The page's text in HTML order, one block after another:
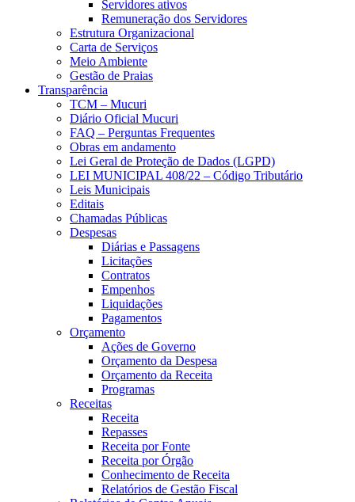
Servidores ativos
Remuneração dos Servidores
Estrutura Organizacional
Carta de Serviços
Meio Ambiente
Gestão de Praias
Transparência
TCM – Mucuri
Diário Oficial Mucuri
FAQ – Perguntas Frequentes
Obras em andamento
Lei Geral de Proteção de Dados (LGPD)
LEI MUNICIPAL 408/22 – Código Tributário
Leis Municipais
Editais
Chamadas Públicas
Despesas
Diárias e Passagens
Licitações
Contratos
Empenhos
Liquidações
Pagamentos
Orçamento
Ações de Governo
Orçamento da Despesa
Orçamento da Receita
Programas
Receitas
Receita
Repasses
Receita por Fonte
Receita por Órgão
Conhecimento de Receita
Relatórios de Gestão Fiscal